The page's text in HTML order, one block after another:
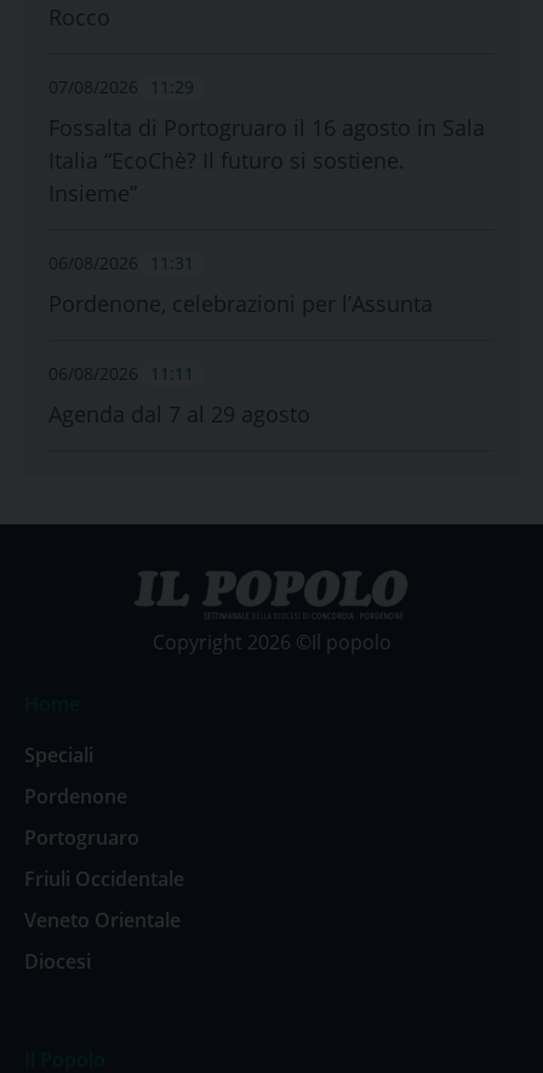
Rocco
07/08/2026 11:29
Fossalta di Portogruaro il 16 agosto in Sala
Italia “EcoChè? Il futuro si sostiene.
Insieme”
06/08/2026 11:31
Pordenone, celebrazioni per l’Assunta
06/08/2026 11:11
Agenda dal 7 al 29 agosto
Copyright 2026 ©Il popolo
Speciali
Pordenone
Portogruaro
Friuli Occidentale
Veneto Orientale
Diocesi